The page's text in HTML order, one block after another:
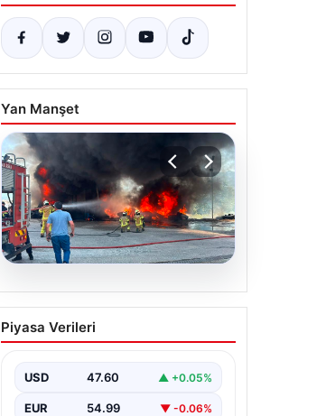
Yan Manşet
06.08.2026
Dumanlar ilçeyi kapladı:
Bursa’da tamirhanede
Piyasa Verileri
USD 47.60 ▲ +0.05%
EUR 54.99 ▼ -0.06%